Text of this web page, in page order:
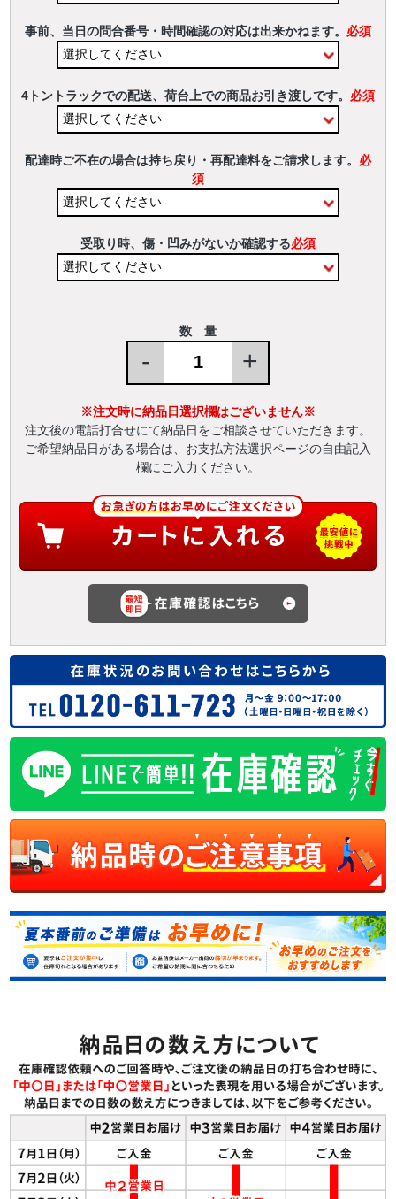
事前、当日の問合番号・時間確認の対応は出来かねます。 必須
4トントラックでの配送、荷台上での商品お引き渡しです。 必須
配達時ご不在の場合は持ち戻り・再配達料をご請求します。 必
須
受取り時、傷・凹みがないか確認する必須
数 量
- +
※注文時に納品日選択欄はございません※
注文後の電話打合せにて納品日をご相談させていただきます。
ご希望納品日がある場合は、お支払方法選択ページの自由記入
欄にご入力ください。